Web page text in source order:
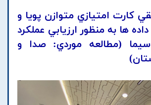
کارت امتيازي متوازن پويا و
ها به منظور ارزيابي عملکرد
(مطالعه موردي: صدا و